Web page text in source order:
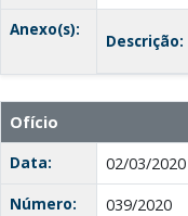
Anexo(s):
Descrição:
Ofício
Data:
02/03/2020
Número:
039/2020